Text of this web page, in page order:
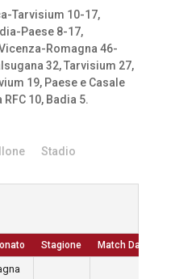
Tarvisium 10-17,
Paese 8-17,
Romagna 46-
32, Tarvisium 27,
19, Paese e Casale
10, Badia 5.
Stadio
Stagione Match Day